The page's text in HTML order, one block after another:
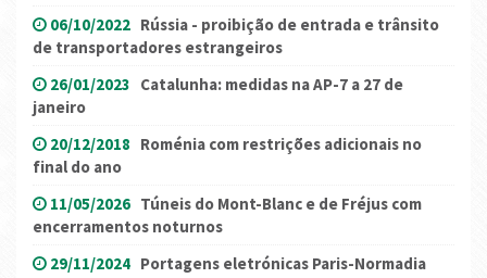
06/10/2022 Rússia - proibição de entrada e trânsito
de transportadores estrangeiros
26/01/2023 Catalunha: medidas na AP-7 a 27 de
janeiro
20/12/2018 Roménia com restrições adicionais no
final do ano
11/05/2026 Túneis do Mont-Blanc e de Fréjus com
encerramentos noturnos
29/11/2024 Portagens eletrónicas Paris-Normadia